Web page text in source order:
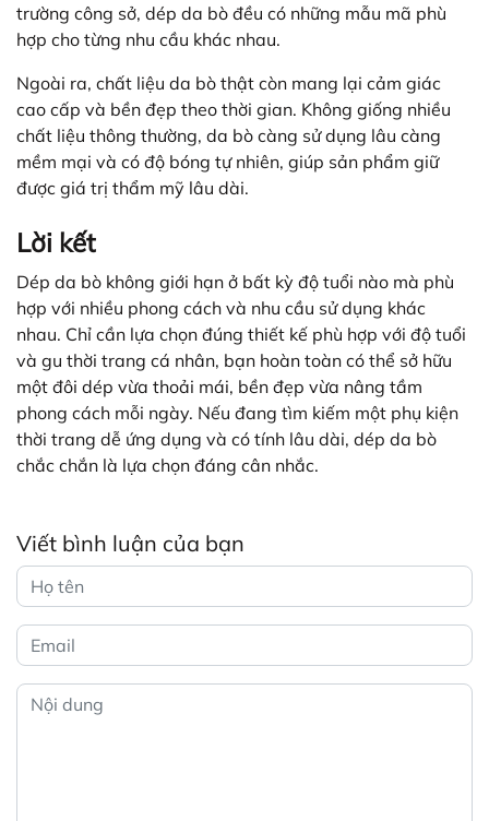
trường công sở, dép da bò đều có những mẫu mã phù
hợp cho từng nhu cầu khác nhau.
Ngoài ra, chất liệu da bò thật còn mang lại cảm giác
cao cấp và bền đẹp theo thời gian. Không giống nhiều
chất liệu thông thường, da bò càng sử dụng lâu càng
mềm mại và có độ bóng tự nhiên, giúp sản phẩm giữ
được giá trị thẩm mỹ lâu dài.
Lời kết
Dép da bò không giới hạn ở bất kỳ độ tuổi nào mà phù
hợp với nhiều phong cách và nhu cầu sử dụng khác
nhau. Chỉ cần lựa chọn đúng thiết kế phù hợp với độ tuổi
và gu thời trang cá nhân, bạn hoàn toàn có thể sở hữu
một đôi dép vừa thoải mái, bền đẹp vừa nâng tầm
phong cách mỗi ngày. Nếu đang tìm kiếm một phụ kiện
thời trang dễ ứng dụng và có tính lâu dài, dép da bò
chắc chắn là lựa chọn đáng cân nhắc.
Viết bình luận của bạn